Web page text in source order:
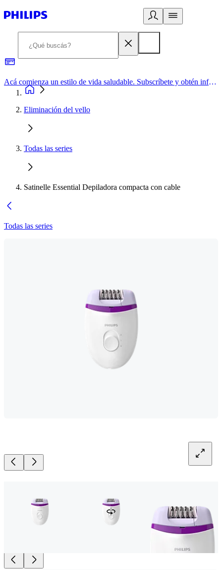
Acá comienza un estilo de vida saludable. Subscríbete y obtén información de primera mano
Eliminación del vello
Todas las series
Satinelle Essential Depiladora compacta con cable
Todas las series